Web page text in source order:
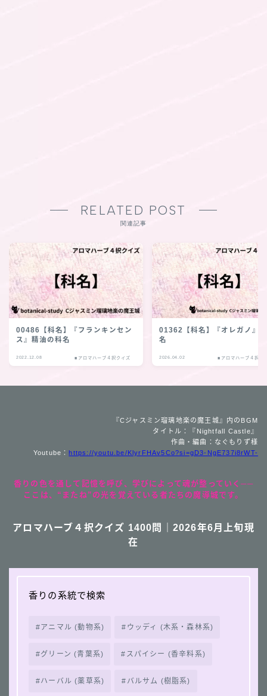
RELATED POST
関連記事
00486【科名】『フランキンセン
ス』精油の科名
2022.12.08 ■アロマハーブ４択クイズ
01362【科名】『オレガノ』
名
2026.04.02 ■アロマハーブ４択ク
『Cジャスミン瑠璃地楽の魔王城』内のBGM
タイトル：『Nightfall Castle』
作曲・編曲：なぐもりず様
Youtube： https://youtu.be/KlyrFHAv5Co?si=gD3-NgE737i8rWT-
香りの色を通して記憶を呼び、学びによって魂が整っていく──
ここは、“またね”の光を覚えている者たちの魔導城です。
アロマハーブ４択クイズ 1400問｜2026年6月上旬現
在
香りの系統で検索
アニマル (動物系) ウッディ (木系・森林系)
グリーン (青葉系) スパイシー (香辛料系)
ハーバル (薬草系) バルサム (樹脂系)
follow me